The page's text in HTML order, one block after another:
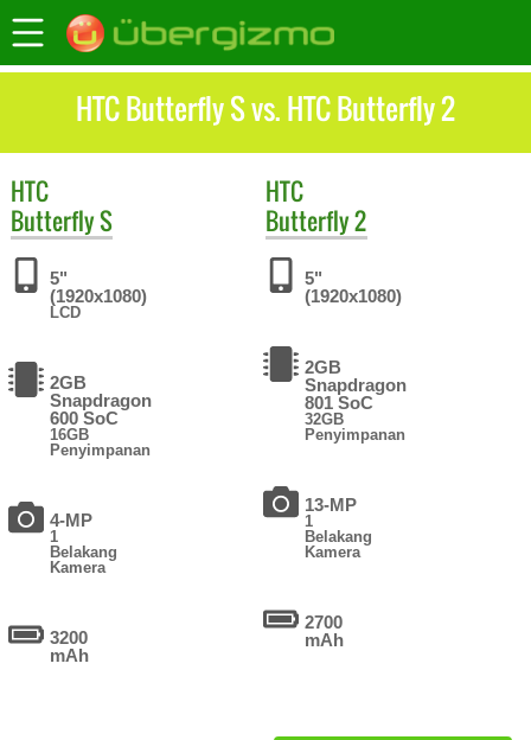
HTC Butterfly S vs. HTC Butterfly 2
HTC
Butterfly S
5"
(1920x1080)
LCD
2GB
Snapdragon
600 SoC
16GB
Penyimpanan
4-MP
1
Belakang
Kamera
3200
mAh
HTC
Butterfly 2
5"
(1920x1080)
2GB
Snapdragon
801 SoC
32GB
Penyimpanan
13-MP
1
Belakang
Kamera
2700
mAh